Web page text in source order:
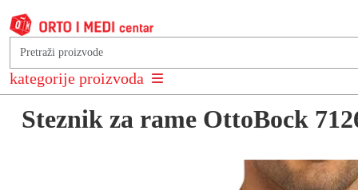
kategorije proizvoda
Natrag na: Ortoze i steznici za rame, nadlakticu i lakat
Steznik za rame OttoBock